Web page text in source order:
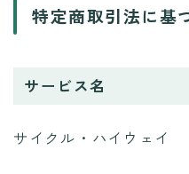
特定商取引法に基
サービス名
サイクル・ハイウェイ